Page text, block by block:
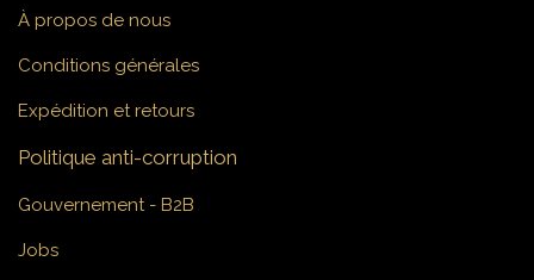
À propos de nous
Conditions générales
Expédition et retours
Politique anti-corruption
Gouvernement - B2B
Jobs